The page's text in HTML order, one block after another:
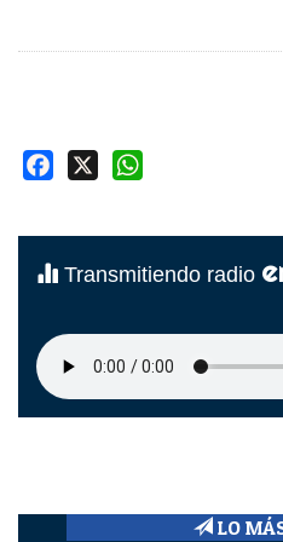
Facebook
Transmitiendo radio
LO